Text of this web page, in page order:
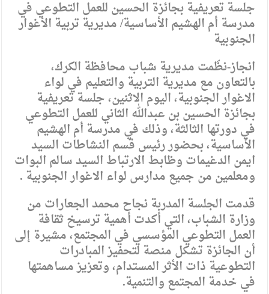
جلسة تعريفية بجائزة الحسين للعمل التطوعي في
مدرسة أم الهشيم الأساسية/ مديرية تربية الأغوار
الجنوبية
انجاز-نظّمت مديرية شباب محافظة الكرك،
بالتعاون مع مديرية التربية والتعليم في لواء
الاغوار الجنوبية، اليوم الاثنين، جلسة تعريفية
بجائزة الحسين بن عبدالله الثاني للعمل التطوعي
في دورتها الثالثة، وذلك في مدرسة أم الهشيم
الأساسية، بحضور رئيس قسم النشاطات السيد
ايمن الدغيمات وظابط الارتباط السيد سالم البوات
ومعلمين من جميع مدارس لواء الاغوار الجنوبية .
قدمت الجلسة المدربة نجاح محمد الجعارات من
وزارة الشباب، التي أكدت أهمية ترسيخ ثقافة
العمل التطوعي المؤسسي في المجتمع، مشيرة إلى
أن الجائزة تشكل منصة لتحفيز المبادرات
التطوعية ذات الأثر المستدام، وتعزيز مساهمتها
في خدمة المجتمع والتنمية.